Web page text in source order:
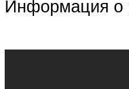
Информация о